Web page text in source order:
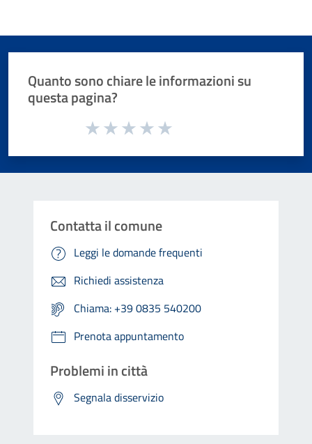
Quanto sono chiare le informazioni su
questa pagina?
Valuta da 1 a 5 stelle la pagina
Contatta il comune
Leggi le domande frequenti
Richiedi assistenza
Chiama: +39 0835 540200
Prenota appuntamento
Problemi in città
Segnala disservizio